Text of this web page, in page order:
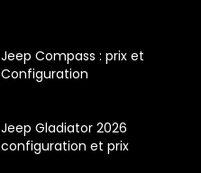
Jeep Compass : prix et
Configuration
Jeep Gladiator 2026
configuration et prix